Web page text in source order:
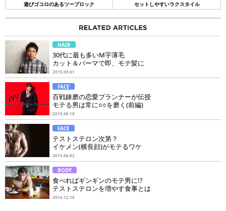
遊びゴコロのあるツーブロック
セットしやすいラクスタイル
HAIR
30代に最も多いM字薄毛
カット＆パーマで即、モテ髪に
2015.09.01
FACE
百戦錬磨の恋愛プランナーが伝授
モテる男は常に○○を磨く(前編)
2015.08.18
FACE
テストステロン次第？
イケメン(横長顔)がモテるワケ
2015.06.02
BODY
食べればギンギンのモテ男に!?
テストステロンを増やす食事とは
2014.12.18